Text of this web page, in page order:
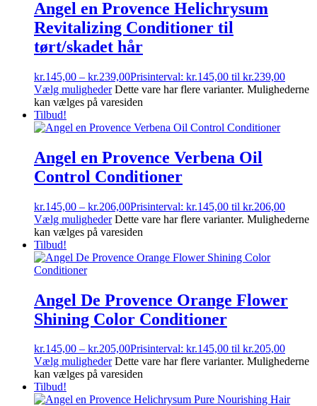
Angel en Provence Helichrysum
Revitalizing Conditioner til
tørt/skadet hår
kr.145,00 – kr.239,00Prisinterval: kr.145,00 til kr.239,00
Vælg muligheder Dette vare har flere varianter. Mulighederne
kan vælges på varesiden
Tilbud!
Angel en Provence Verbena Oil
Control Conditioner
kr.145,00 – kr.206,00Prisinterval: kr.145,00 til kr.206,00
Vælg muligheder Dette vare har flere varianter. Mulighederne
kan vælges på varesiden
Tilbud!
Angel De Provence Orange Flower
Shining Color Conditioner
kr.145,00 – kr.205,00Prisinterval: kr.145,00 til kr.205,00
Vælg muligheder Dette vare har flere varianter. Mulighederne
kan vælges på varesiden
Tilbud!